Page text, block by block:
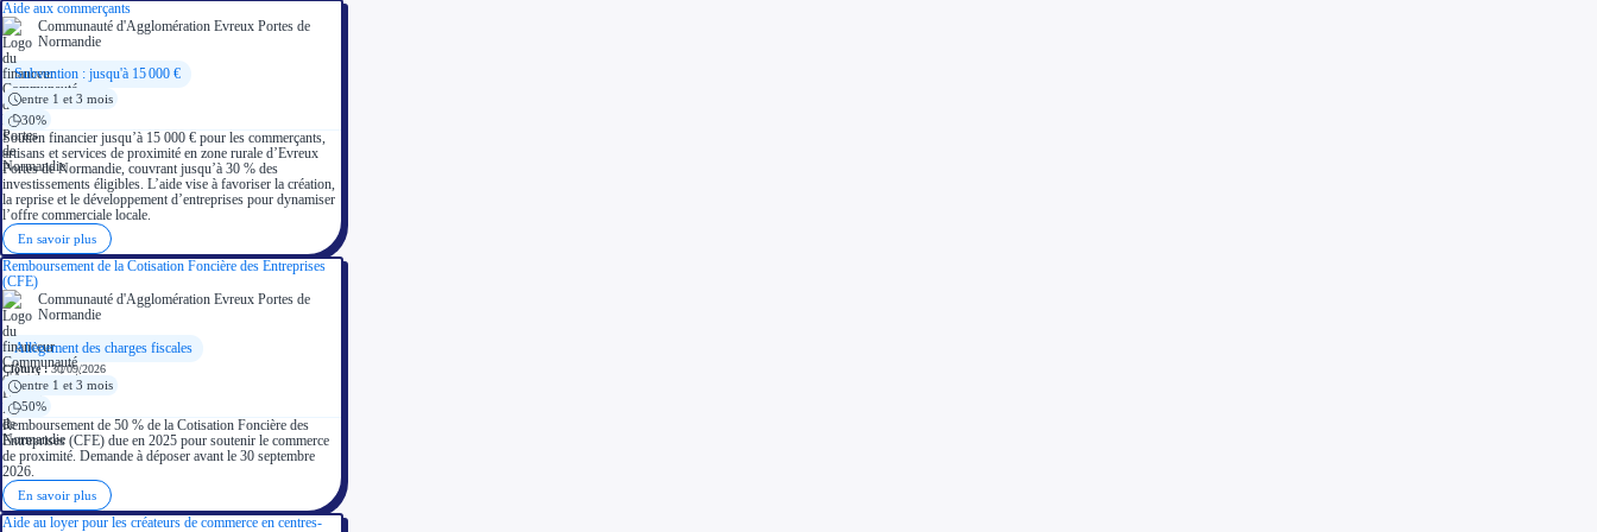
Aide aux commerçants
Communauté d'Agglomération Evreux Portes de
Normandie
Subvention : jusqu'à 15 000 €
entre 1 et 3 mois
30%
Soutien financier jusqu’à 15 000 € pour les commerçants,
artisans et services de proximité en zone rurale d’Evreux
Portes de Normandie, couvrant jusqu’à 30 % des
investissements éligibles. L’aide vise à favoriser la création,
la reprise et le développement d’entreprises pour dynamiser
l’offre commerciale locale.
En savoir plus
Remboursement de la Cotisation Foncière des Entreprises
(CFE)
Communauté d'Agglomération Evreux Portes de
Normandie
Allègement des charges fiscales
Clôture :30/09/2026
entre 1 et 3 mois
50%
Remboursement de 50 % de la Cotisation Foncière des
Entreprises (CFE) due en 2025 pour soutenir le commerce
de proximité. Demande à déposer avant le 30 septembre
2026.
En savoir plus
Aide au loyer pour les créateurs de commerce en centres-